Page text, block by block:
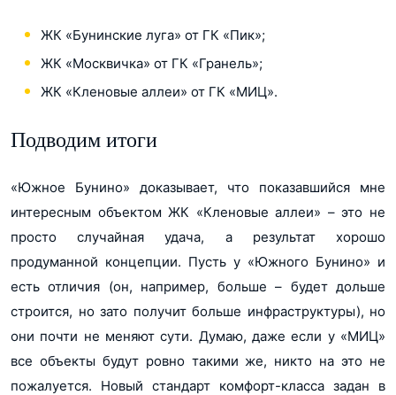
ЖК «Бунинские луга» от ГК «Пик»;
ЖК «Москвичка» от ГК «Гранель»;
ЖК «Кленовые аллеи» от ГК «МИЦ».
Подводим итоги
«Южное Бунино» доказывает, что показавшийся мне
интересным объектом ЖК «Кленовые аллеи» – это не
просто случайная удача, а результат хорошо
продуманной концепции. Пусть у «Южного Бунино» и
есть отличия (он, например, больше – будет дольше
строится, но зато получит больше инфраструктуры), но
они почти не меняют сути. Думаю, даже если у «МИЦ»
все объекты будут ровно такими же, никто на это не
пожалуется. Новый стандарт комфорт-класса задан в